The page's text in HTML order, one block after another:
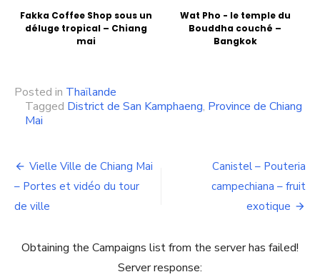
Fakka Coffee Shop sous un
déluge tropical – Chiang
mai
Wat Pho - le temple du
Bouddha couché –
Bangkok
Posted in Thaïlande
Tagged District de San Kamphaeng, Province de Chiang
Mai
Navigation
de
l’article
Vielle Ville de Chiang Mai
– Portes et vidéo du tour
de ville
Canistel – Pouteria
campechiana – fruit
exotique
Obtaining the Campaigns list from the server has failed!
Server response: